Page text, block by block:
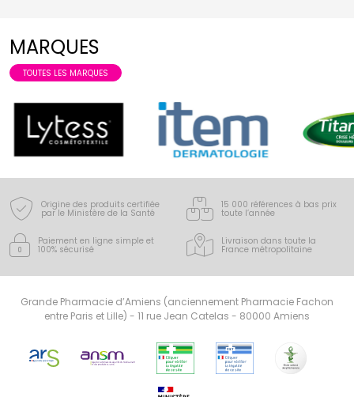
MARQUES
TOUTES LES MARQUES
Origine des produits certifiée
par le Ministère de la Santé
15 000 références à bas prix
toute l’année
Paiement en ligne simple et
100% sécurisé
Livraison dans toute la
France métropolitaine
Grande Pharmacie d’Amiens (anciennement Pharmacie Fachon
entre Paris et Lille) - 11 rue Jean Catelas - 80000 Amiens